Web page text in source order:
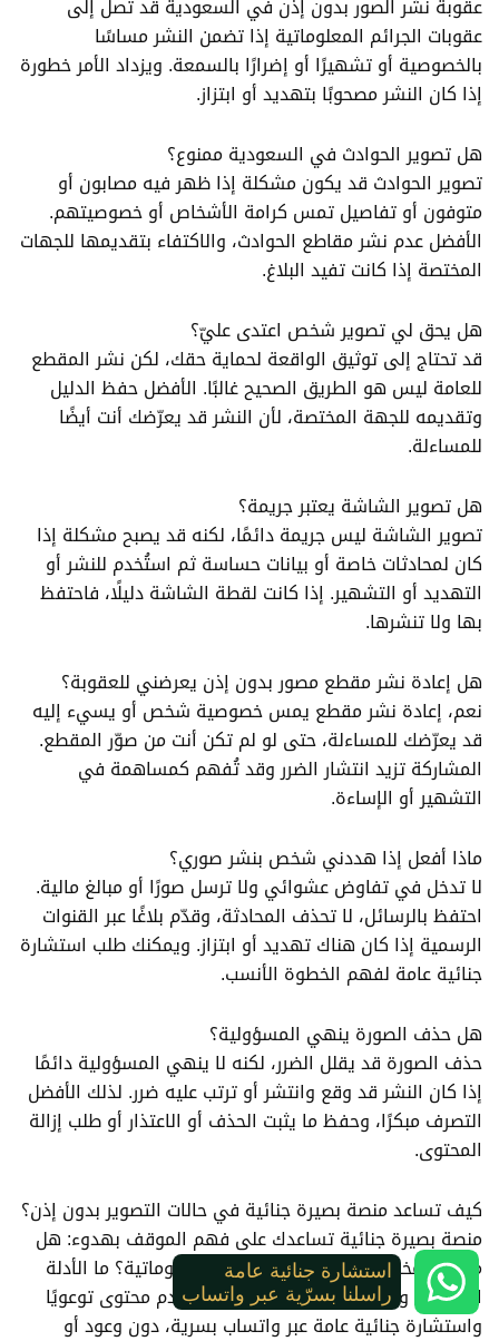
عقوبة نشر الصور بدون إذن في السعودية قد تصل إلى
عقوبات الجرائم المعلوماتية إذا تضمن النشر مساسًا
بالخصوصية أو تشهيرًا أو إضرارًا بالسمعة. ويزداد الأمر خطورة
إذا كان النشر مصحوبًا بتهديد أو ابتزاز.
هل تصوير الحوادث في السعودية ممنوع؟
تصوير الحوادث قد يكون مشكلة إذا ظهر فيه مصابون أو
متوفون أو تفاصيل تمس كرامة الأشخاص أو خصوصيتهم.
الأفضل عدم نشر مقاطع الحوادث، والاكتفاء بتقديمها للجهات
المختصة إذا كانت تفيد البلاغ.
هل يحق لي تصوير شخص اعتدى عليّ؟
قد تحتاج إلى توثيق الواقعة لحماية حقك، لكن نشر المقطع
للعامة ليس هو الطريق الصحيح غالبًا. الأفضل حفظ الدليل
وتقديمه للجهة المختصة، لأن النشر قد يعرّضك أنت أيضًا
للمساءلة.
هل تصوير الشاشة يعتبر جريمة؟
تصوير الشاشة ليس جريمة دائمًا، لكنه قد يصبح مشكلة إذا
كان لمحادثات خاصة أو بيانات حساسة ثم استُخدم للنشر أو
التهديد أو التشهير. إذا كانت لقطة الشاشة دليلًا، فاحتفظ
بها ولا تنشرها.
هل إعادة نشر مقطع مصور بدون إذن يعرضني للعقوبة؟
نعم، إعادة نشر مقطع يمس خصوصية شخص أو يسيء إليه
قد يعرّضك للمساءلة، حتى لو لم تكن أنت من صوّر المقطع.
المشاركة تزيد انتشار الضرر وقد تُفهم كمساهمة في
التشهير أو الإساءة.
ماذا أفعل إذا هددني شخص بنشر صوري؟
لا تدخل في تفاوض عشوائي ولا ترسل صورًا أو مبالغ مالية.
احتفظ بالرسائل، لا تحذف المحادثة، وقدّم بلاغًا عبر القنوات
الرسمية إذا كان هناك تهديد أو ابتزاز. ويمكنك طلب استشارة
جنائية عامة لفهم الخطوة الأنسب.
هل حذف الصورة ينهي المسؤولية؟
حذف الصورة قد يقلل الضرر، لكنه لا ينهي المسؤولية دائمًا
إذا كان النشر قد وقع وانتشر أو ترتب عليه ضرر. لذلك الأفضل
التصرف مبكرًا، وحفظ ما يثبت الحذف أو الاعتذار أو طلب إزالة
المحتوى.
كيف تساعد منصة بصيرة جنائية في حالات التصوير بدون إذن؟
منصة بصيرة جنائية تساعدك على فهم الموقف بهدوء: هل
ما حدث مخالفة؟ هل قد يكون جريمة معلوماتية؟ ما الأدلة
المهمة؟ وما الخطوة الأقرب؟ المنصة تقدم محتوى توعويًا
واستشارة جنائية عامة عبر واتساب بسرية، دون وعود أو
استشارة جنائية عامة
راسلنا بسرّية عبر واتساب